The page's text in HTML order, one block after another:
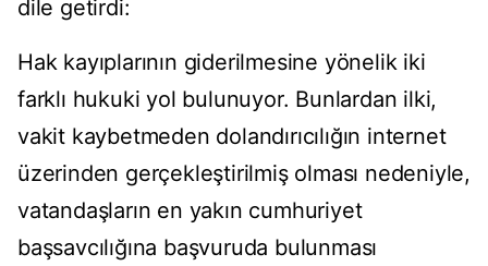
dile getirdi:
Hak kayıplarının giderilmesine yönelik iki
farklı hukuki yol bulunuyor. Bunlardan ilki,
vakit kaybetmeden dolandırıcılığın internet
üzerinden gerçekleştirilmiş olması nedeniyle,
vatandaşların en yakın cumhuriyet
başsavcılığına başvuruda bulunması